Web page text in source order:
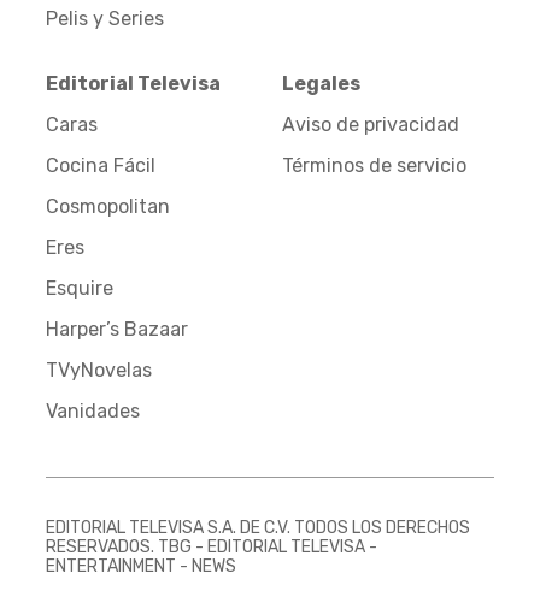
Pelis y Series
Editorial Televisa
Caras
Cocina Fácil
Cosmopolitan
Eres
Esquire
Harper’s Bazaar
TVyNovelas
Vanidades
Legales
Aviso de privacidad
Términos de servicio
EDITORIAL TELEVISA S.A. DE C.V. TODOS LOS DERECHOS
RESERVADOS. TBG - EDITORIAL TELEVISA -
ENTERTAINMENT - NEWS